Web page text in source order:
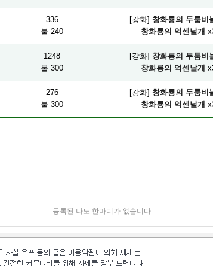
336
불 240
[강화] 창화룡의 두툼비
창화룡의 억센날개
1248
불 300
[강화] 창화룡의 두툼비
창화룡의 억센날개
276
불 300
[강화] 창화룡의 두툼비
창화룡의 억센날개
등록된 나도 한마디가 없습니다.